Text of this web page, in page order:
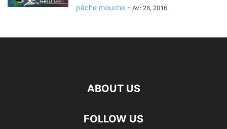
pêche mouche - Avr 26, 2016
ABOUT US
FOLLOW US